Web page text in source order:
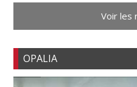
Voir les
OPALIA